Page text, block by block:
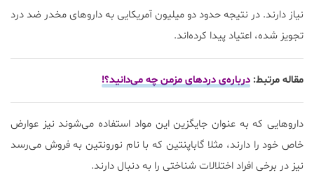
نیاز دارند. در نتیجه حدود دو میلیون آمریکایی به داروهای مخدر ضد درد
تجویز شده، اعتیاد پیدا کرده‌اند.
مقاله مرتبط: درباره‌ی درد‌های مزمن چه می‌دانید؟!
داروهایی که به عنوان جایگزین این مواد استفاده می‌شوند نیز عوارض
خاص خود را دارند، مثلا گاباپنتین که با نام نورونتین به فروش می‌رسد
نیز در برخی افراد اختلالات شناختی را به دنبال دارند.